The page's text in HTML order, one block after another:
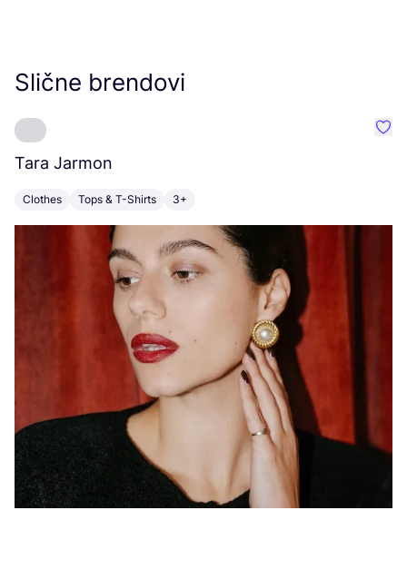
Slične brendovi
Tara Jarmon
Clothes Tops & T-Shirts 3+